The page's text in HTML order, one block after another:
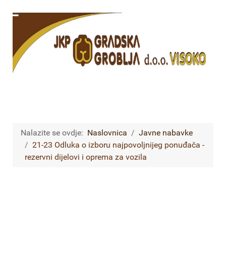
Nalazite se ovdje: Naslovnica
Javne nabavke
21-23 Odluka o izboru najpovoljnijeg ponuđača -
rezervni dijelovi i oprema za vozila